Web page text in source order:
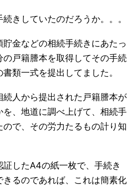
きしていたのだろうか。。。
金などの相続手続きにあたっ
の戸籍謄本を取得してその手続
類一式を提出してました。
続人から提出された戸籍謄本が
、地道に調べ上げて、相続手
で、その労力たるもの計り知
したA4の紙一枚で、手続き
きるのであれば、これは簡素化